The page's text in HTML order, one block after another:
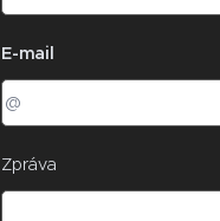
E-mail
Zpráva